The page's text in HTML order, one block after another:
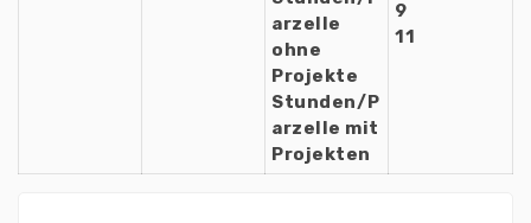
arzelle
ohne
Projekte
Stunden/P
arzelle mit
Projekten
9
11